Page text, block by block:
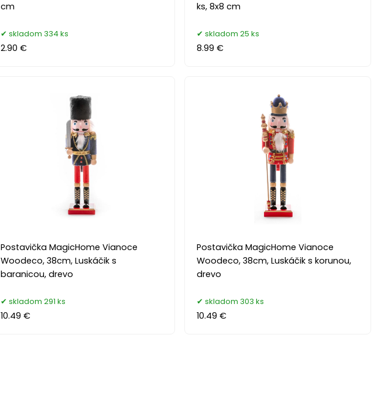
cm
skladom 334 ks
2.90 €
ks, 8x8 cm
skladom 25 ks
8.99 €
Postavička MagicHome Vianoce
Woodeco, 38cm, Luskáčik s
baranicou, drevo
skladom 291 ks
10.49 €
Postavička MagicHome Vianoce
Woodeco, 38cm, Luskáčik s korunou,
drevo
skladom 303 ks
10.49 €